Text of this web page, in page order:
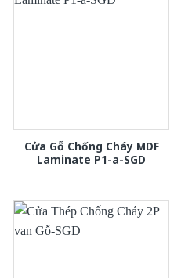
Cửa Gỗ Chống Cháy MDF
Laminate P1-a-SGD